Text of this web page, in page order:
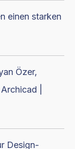
einen starken
Özer,
|
Design-